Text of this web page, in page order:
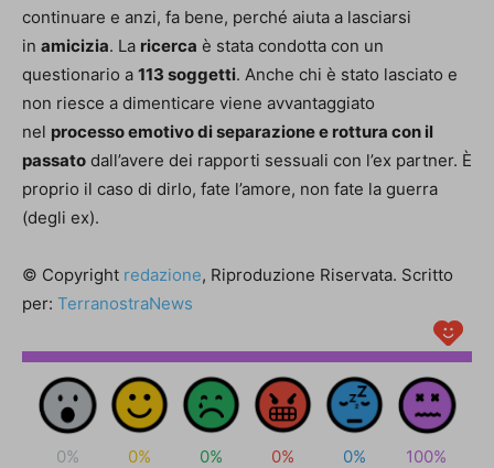
continuare e anzi, fa bene, perché aiuta a lasciarsi
in amicizia. La ricerca è stata condotta con un
questionario a 113 soggetti. Anche chi è stato lasciato e
non riesce a dimenticare viene avvantaggiato
nel processo emotivo di separazione e rottura con il
passato dall’avere dei rapporti sessuali con l’ex partner. È
proprio il caso di dirlo, fate l’amore, non fate la guerra
(degli ex).
© Copyright redazione, Riproduzione Riservata. Scritto
per: TerranostraNews
0% 0% 0% 0% 0% 100%